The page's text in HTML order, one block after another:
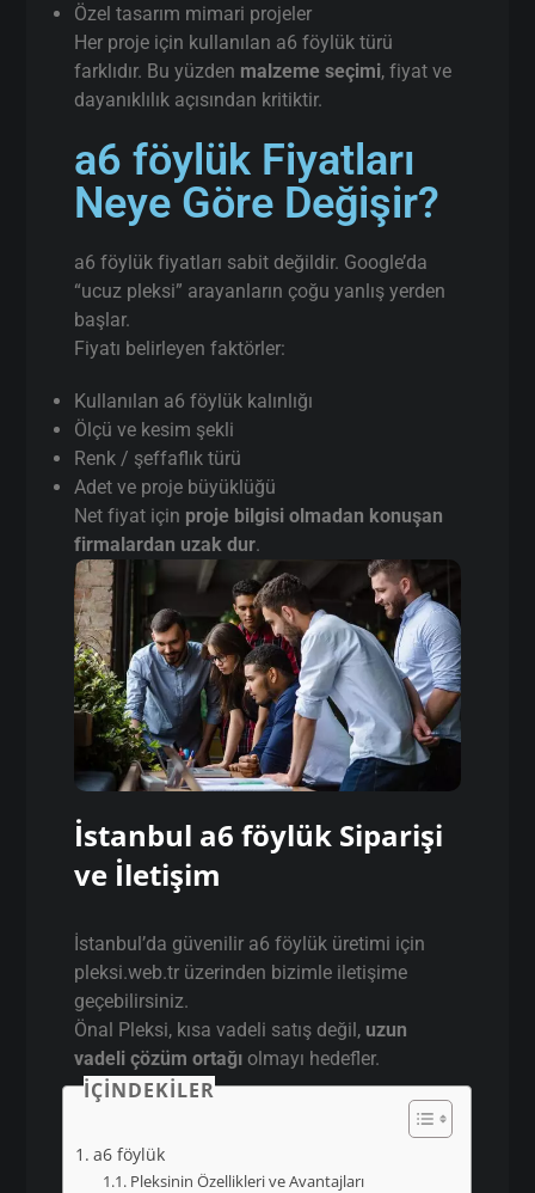
Özel tasarım mimari projeler
Her proje için kullanılan a6 föylük türü
farklıdır. Bu yüzden malzeme seçimi, fiyat ve
dayanıklılık açısından kritiktir.
a6 föylük Fiyatları
Neye Göre Değişir?
a6 föylük fiyatları sabit değildir. Google’da
“ucuz pleksi” arayanların çoğu yanlış yerden
başlar.
Fiyatı belirleyen faktörler:
Kullanılan a6 föylük kalınlığı
Ölçü ve kesim şekli
Renk / şeffaflık türü
Adet ve proje büyüklüğü
Net fiyat için proje bilgisi olmadan konuşan
firmalardan uzak dur.
İstanbul a6 föylük Siparişi
ve İletişim
İstanbul’da güvenilir a6 föylük üretimi için
pleksi.web.tr üzerinden bizimle iletişime
geçebilirsiniz.
Önal Pleksi, kısa vadeli satış değil, uzun
vadeli çözüm ortağı olmayı hedefler.
İÇINDEKILER
a6 föylük
Pleksinin Özellikleri ve Avantajları